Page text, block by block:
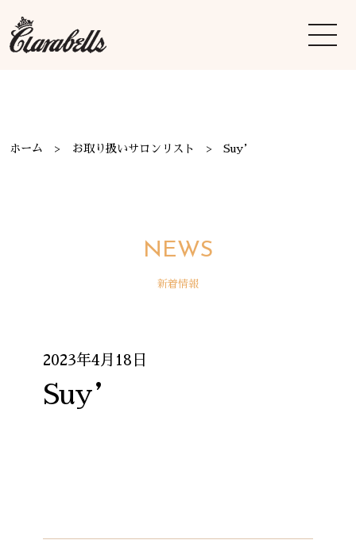
ホーム お取り扱いサロンリスト Suy’
NEWS
新着情報
2023年4月18日
Suy’